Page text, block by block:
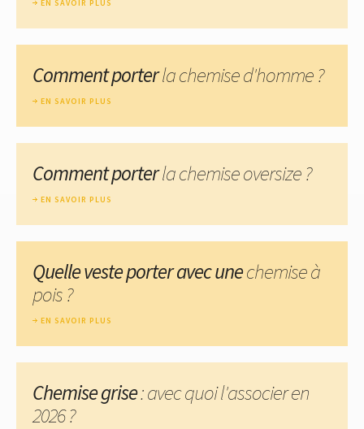
EN SAVOIR PLUS
Comment porterla chemise d'homme ?
EN SAVOIR PLUS
Comment porterla chemise oversize ?
EN SAVOIR PLUS
Quelle veste porter avec unechemise à
pois ?
EN SAVOIR PLUS
Chemise grise: avec quoi l'associer en
2026 ?